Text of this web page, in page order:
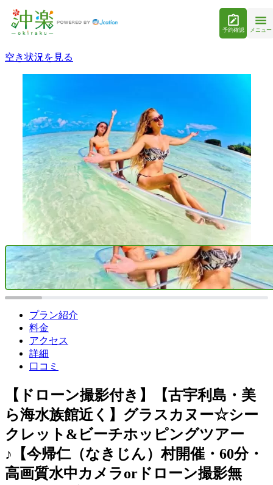
予約確認 メニュー
空き状況を見る
プラン紹介
料金
アクセス
詳細
口コミ
【ドローン撮影付き】【古宇利島・美
ら海水族館近く】グラスカヌー☆シー
クレット&ビーチホッピングツアー
♪【今帰仁（なきじん）村開催・60分・
高画質水中カメラorドローン撮影無